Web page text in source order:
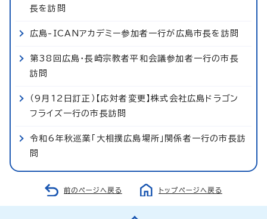
長を訪問
広島-ICANアカデミー参加者一行が広島市長を訪問
第38回広島・長崎宗教者平和会議参加者一行の市長
訪問
（9月12日訂正）【応対者変更】株式会社広島ドラゴン
フライズ一行の市長訪問
令和6年秋巡業「大相撲広島場所」関係者一行の市長訪
問
前のページへ戻る トップページへ戻る